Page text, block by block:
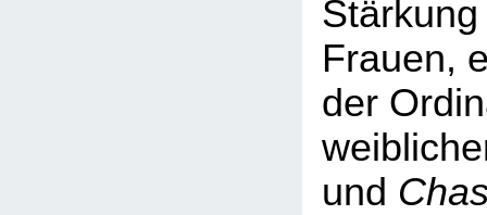
Frauen,
der
und